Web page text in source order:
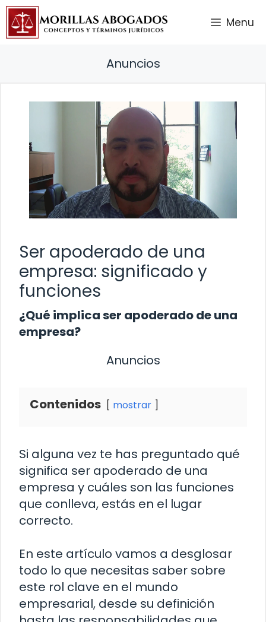
Saltar
contenido
Menu
Anuncios
Ser apoderado de una
empresa: significado y
funciones
¿Qué implica ser apoderado de una
empresa?
Anuncios
Contenidos mostrar
Si alguna vez te has preguntado qué
significa ser apoderado de una
empresa y cuáles son las funciones
que conlleva, estás en el lugar
correcto.
En este artículo vamos a desglosar
todo lo que necesitas saber sobre
este rol clave en el mundo
empresarial, desde su definición